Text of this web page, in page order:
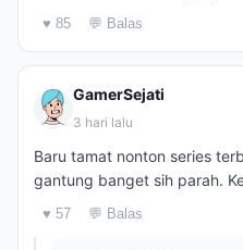
♥ 85 💬 Balas
GamerSejati
3 hari lalu
Baru tamat nonton series
gantung banget sih parah.
♥ 57 💬 Balas